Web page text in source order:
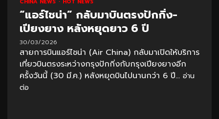
“แอร์ไชน่า” กลับมาบินตรงปักกิ่ง-
เปียงยาง หลังหยุดยาว 6 ปี
30/03/2026
สายการบินแอร์ไชน่า (Air China) กลับมาเปิดให้บริการ
เที่ยวบินตรงระหว่างกรุงปักกิ่งกับกรุงเปียงยางอีก
ครั้งวันนี้ (30 มี.ค.) หลังหยุดบินไปนานกว่า 6 ปี... อ่าน
ต่อ